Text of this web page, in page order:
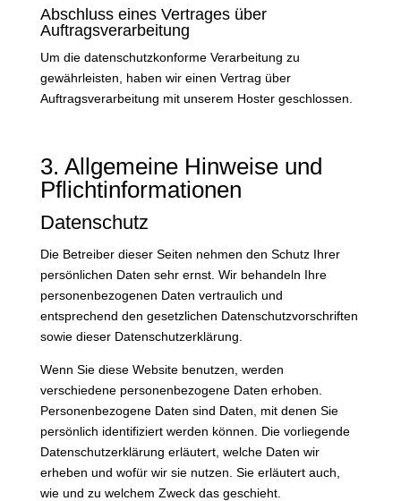
Abschluss eines Vertrages über
Auftragsverarbeitung
Um die datenschutzkonforme Verarbeitung zu
gewährleisten, haben wir einen Vertrag über
Auftragsverarbeitung mit unserem Hoster geschlossen.
3. Allgemeine Hinweise und
Pflicht­informationen
Datenschutz
Die Betreiber dieser Seiten nehmen den Schutz Ihrer
persönlichen Daten sehr ernst. Wir behandeln Ihre
personenbezogenen Daten vertraulich und
entsprechend den gesetzlichen Datenschutzvorschriften
sowie dieser Datenschutzerklärung.
Wenn Sie diese Website benutzen, werden
verschiedene personenbezogene Daten erhoben.
Personenbezogene Daten sind Daten, mit denen Sie
persönlich identifiziert werden können. Die vorliegende
Datenschutzerklärung erläutert, welche Daten wir
erheben und wofür wir sie nutzen. Sie erläutert auch,
wie und zu welchem Zweck das geschieht.